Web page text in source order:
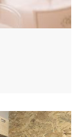
in cera di